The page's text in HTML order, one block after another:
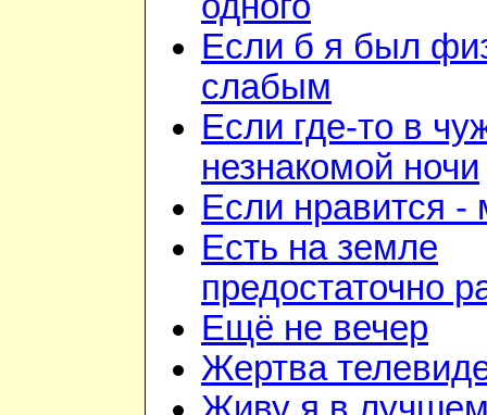
Если б я был
слабым
Если где-то в
незнакомой ночи
Если нравится -
Есть на земле
предостаточно
Ещё не вечер
Жертва